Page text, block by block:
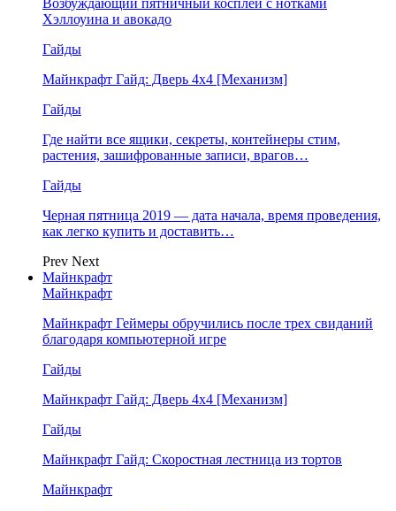
Возбуждающий пятничный косплей с нотками
Хэллоуина и авокадо
Гайды
Майнкрафт Гайд: Дверь 4х4 [Механизм]
Гайды
Где найти все ящики, секреты, контейнеры стим,
растения, зашифрованные записи, врагов…
Гайды
Черная пятница 2019 — дата начала, время проведения,
как легко купить и доставить…
Prev Next
Майнкрафт
Майнкрафт
Майнкрафт Геймеры обручились после трех свиданий
благодаря компьютерной игре
Гайды
Майнкрафт Гайд: Дверь 4х4 [Механизм]
Гайды
Майнкрафт Гайд: Скоростная лестница из тортов
Майнкрафт